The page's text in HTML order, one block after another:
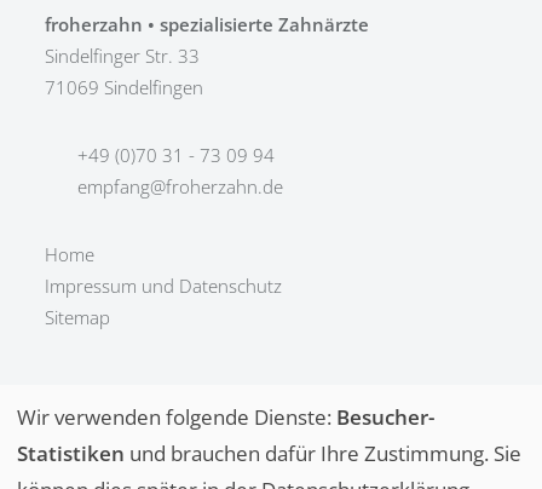
froherzahn • spezialisierte Zahnärzte
Sindelfinger Str. 33
71069 Sindelfingen
+49 (0)70 31 - 73 09 94
empfang@froherzahn.de
Home
Impressum und Datenschutz
Sitemap
Wir verwenden folgende Dienste: Besucher-
Statistiken und brauchen dafür Ihre Zustimmung. Sie